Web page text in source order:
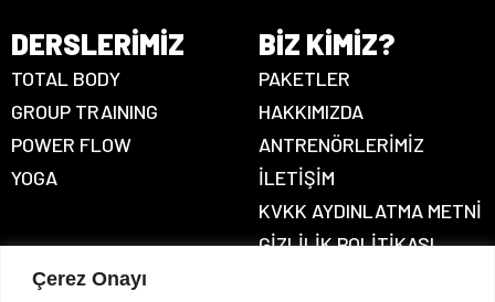
Çerez Onayı
DERSLERIMIZ
TOTAL BODY
GROUP TRAINING
POWER FLOW
YOGA
BIZ KIMIZ?
PAKETLER
HAKKIMIZDA
ANTRENÖRLERİMİZ
İLETİŞİM
KVKK AYDINLATMA METNI
GIZLILIK POLITIKASI